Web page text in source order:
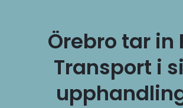
Örebro tar in
Transport i